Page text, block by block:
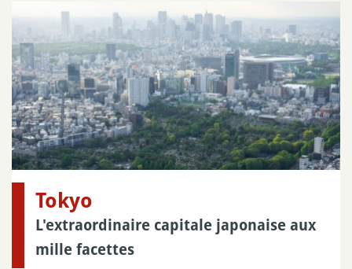
Tokyo
L'extraordinaire capitale japonaise aux
mille facettes